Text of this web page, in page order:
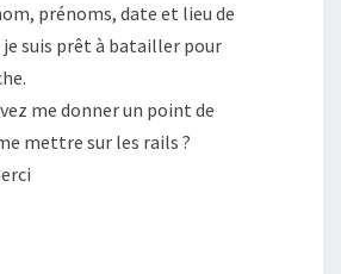
prénoms, date et lieu de
je suis prêt à batailler pour
me donner un point de
mettre sur les rails ?